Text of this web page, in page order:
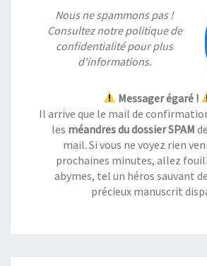
Nous ne spammons pas !
Consultez notrepolitique de
confidentialitépour plus
d’informations.
Messager égaré !
Il arrive que le mail de
les méandres du dossier SPAM
mail. Si vous ne voyez rien
prochaines minutes, allez
abymes, tel un héros sauvant
précieux manuscrit